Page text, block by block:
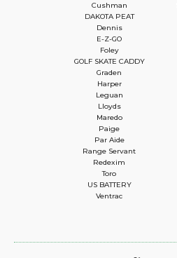
Cushman
DAKOTA PEAT
Dennis
E-Z-GO
Foley
GOLF SKATE CADDY
Graden
Harper
Leguan
Lloyds
Maredo
Paige
Par Aide
Range Servant
Redexim
Toro
US BATTERY
Ventrac